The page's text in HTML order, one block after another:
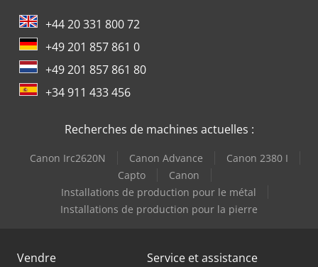
+44 20 331 800 72
+49 201 857 861 0
+49 201 857 861 80
+34 911 433 456
Recherches de machines actuelles :
Canon Irc2620N Canon Advance
Canon 2380 I
Capto
Canon
Installations de production pour le métal
Installations de production pour la pierre
Vendre Service et assistance